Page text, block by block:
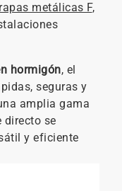
metálicas F,
hormigón, el
seguras y
amplia gama
directo se
y eficiente